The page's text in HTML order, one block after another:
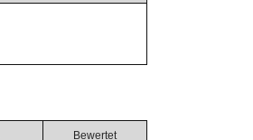
Bewertet